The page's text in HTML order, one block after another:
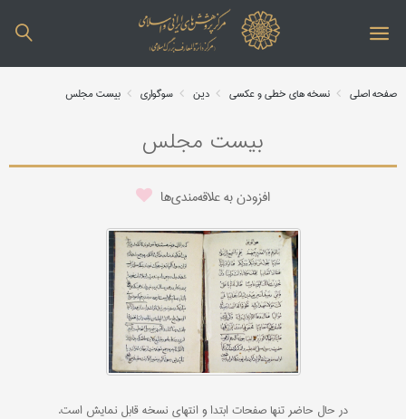
صفحه اصلی نسخه های خطی و عکسی دین سوگواری بیست مجلس
بیست مجلس
افزودن به علاقه‌مندی‌ها
در حال حاضر تنها صفحات ابتدا و انتهای نسخه قابل نمایش است.